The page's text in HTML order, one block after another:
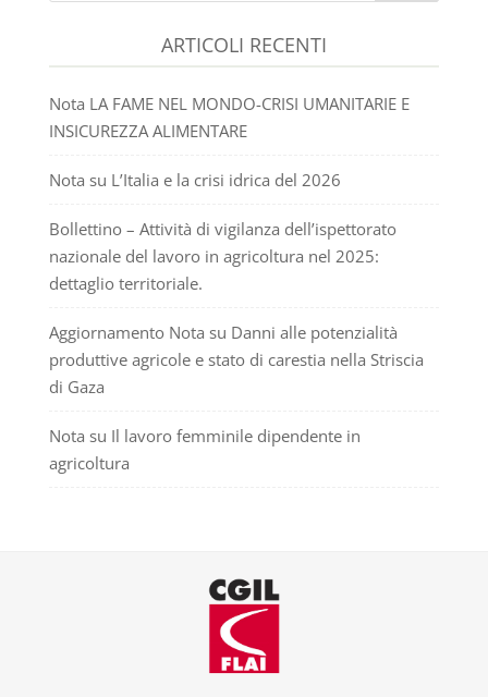
ARTICOLI RECENTI
Nota LA FAME NEL MONDO-CRISI UMANITARIE E
INSICUREZZA ALIMENTARE
Nota su L’Italia e la crisi idrica del 2026
Bollettino – Attività di vigilanza dell’ispettorato
nazionale del lavoro in agricoltura nel 2025:
dettaglio territoriale.
Aggiornamento Nota su Danni alle potenzialità
produttive agricole e stato di carestia nella Striscia
di Gaza
Nota su Il lavoro femminile dipendente in
agricoltura